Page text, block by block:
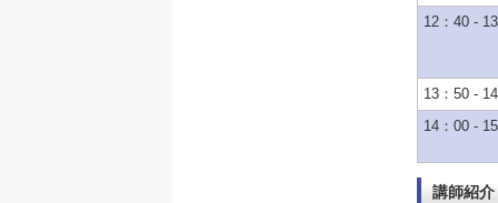
12：40 -
13：50 -
14：00 -
講師紹介